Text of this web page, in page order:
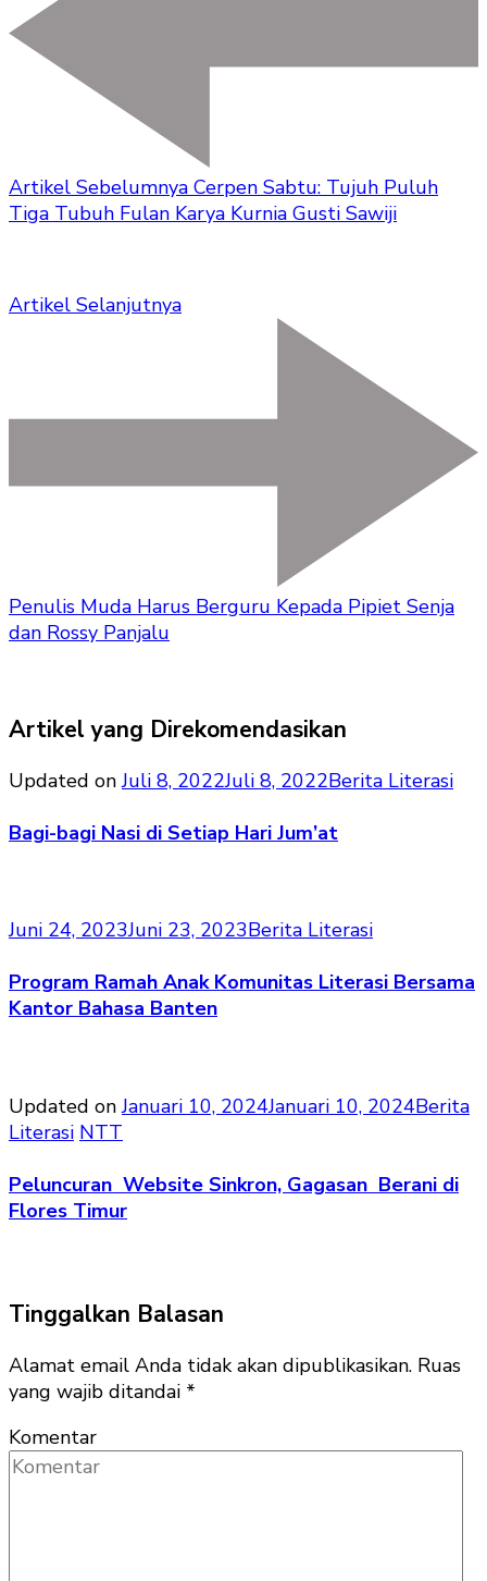
Artikel Sebelumnya Cerpen Sabtu: Tujuh Puluh
Tiga Tubuh Fulan Karya Kurnia Gusti Sawiji
Artikel Selanjutnya
Penulis Muda Harus Berguru Kepada Pipiet Senja
dan Rossy Panjalu
Artikel yang Direkomendasikan
Updated onJuli 8, 2022Juli 8, 2022Berita Literasi
Bagi-bagi Nasi di Setiap Hari Jum’at
Juni 24, 2023Juni 23, 2023Berita Literasi
Program Ramah Anak Komunitas Literasi Bersama
Kantor Bahasa Banten
Updated onJanuari 10, 2024Januari 10, 2024Berita
Literasi NTT
Peluncuran Website Sinkron, Gagasan Berani di
Flores Timur
Tinggalkan Balasan
Alamat email Anda tidak akan dipublikasikan. Ruas
yang wajib ditandai *
Komentar